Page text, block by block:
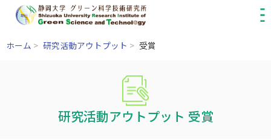
ホーム > 研究活動アウトプット > 受賞
研究活動アウトプット 受賞